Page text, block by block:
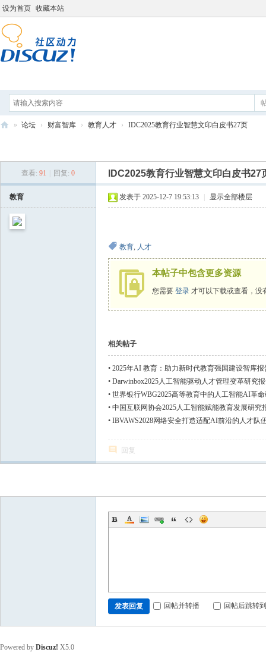
设为首页 收藏本站
工
» 论坛 › 财富智库 › 教育人才 › IDC2025教育行业智慧文印白皮书27页
查看: 91 回复: 0 IDC2025教育行业智慧文印白皮书27
教育 发表于 2025-12-7 19:53:13 显示全部楼层
教育, 人才
本帖子中包含更多资源
您需要 登录 才可以下载或查看，没
相关帖子
• 2025年AI 教育：助力新时代教育强国建设智库报
• Darwinbox2025人工智能驱动人才管理变革研究
• 世界银行WBG2025高等教育中的人工智能AI革
• 中国互联网协会2025人工智能赋能教育发展研究
• IBVAWS2028网络安全打造适配AI前沿的人才队
回复
发表回复 回帖并转播 回帖后跳转
Powered by Discuz! X5.0